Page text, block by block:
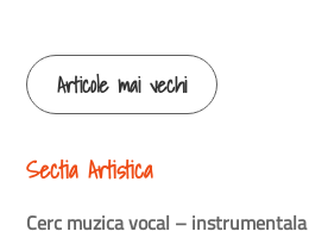
Articole mai vechi
Sectia Artistica
Cerc muzica vocal – instrumentala